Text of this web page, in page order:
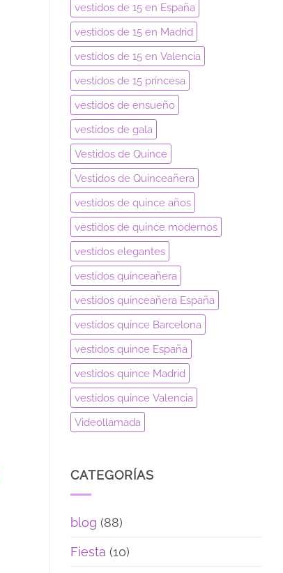
vestidos de 15 en España
vestidos de 15 en Madrid
vestidos de 15 en Valencia
vestidos de 15 princesa
vestidos de ensueño
vestidos de gala
Vestidos de Quince
Vestidos de Quinceañera
vestidos de quince años
vestidos de quince modernos
vestidos elegantes
vestidos quinceañera
vestidos quinceañera España
vestidos quince Barcelona
vestidos quince España
vestidos quince Madrid
vestidos quince Valencia
Videollamada
CATEGORÍAS
blog (88)
Fiesta (10)